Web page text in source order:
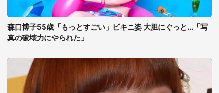
森口博子55歳「もっとすごい」ビキニ姿 大胆にぐっと...「写
真の破壊力にやられた」